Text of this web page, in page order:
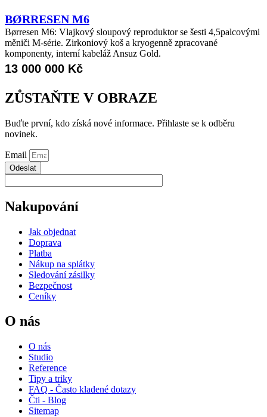
BØRRESEN M6
Børresen M6: Vlajkový sloupový reproduktor se šesti 4,5palcovými
měniči M-série. Zirkoniový koš a kryogenně zpracované
komponenty, interní kabeláž Ansuz Gold.
13 000 000 Kč
ZŮSTAŇTE V OBRAZE
Buďte první, kdo získá nové informace. Přihlaste se k odběru
novinek.
Email
Odeslat
Nakupování
Jak objednat
Doprava
Platba
Nákup na splátky
Sledování zásilky
Bezpečnost
Ceníky
O nás
O nás
Studio
Reference
Tipy a triky
FAQ - Často kladené dotazy
Čti - Blog
Sitemap